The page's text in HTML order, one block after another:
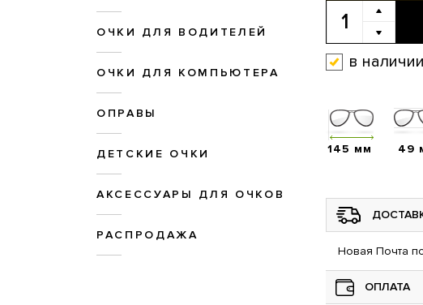
ОЧКИ ДЛЯ ВОДИТЕЛЕЙ
ОЧКИ ДЛЯ КОМПЬЮТЕРА
ОПРАВЫ
ДЕТСКИЕ ОЧКИ
АКСЕССУАРЫ ДЛЯ ОЧКОВ
РАСПРОДАЖА
в наличии
145 мм 49
Новая Почта
ОПЛАТА